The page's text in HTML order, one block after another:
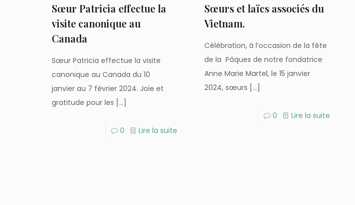
Sœur Patricia effectue la
visite canonique au
Canada
Sœur Patricia effectue la visite
canonique au Canada du 10
janvier au 7 février 2024. Joie et
gratitude pour les […]
0 Lire la suite
Sœurs et laïcs associés du
Vietnam.
Célébration, à l’occasion de la fête
de la Pâques de notre fondatrice
Anne Marie Martel, le 15 janvier
2024, sœurs […]
0 Lire la suite